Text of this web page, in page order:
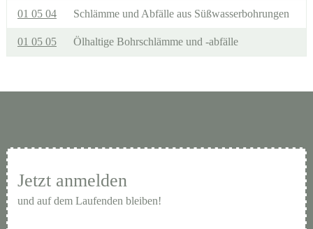
01 05 04 Schlämme und Abfälle aus Süßwasserbohrungen
01 05 05 Ölhaltige Bohrschlämme und -abfälle
Jetzt anmelden
und auf dem Laufenden bleiben!